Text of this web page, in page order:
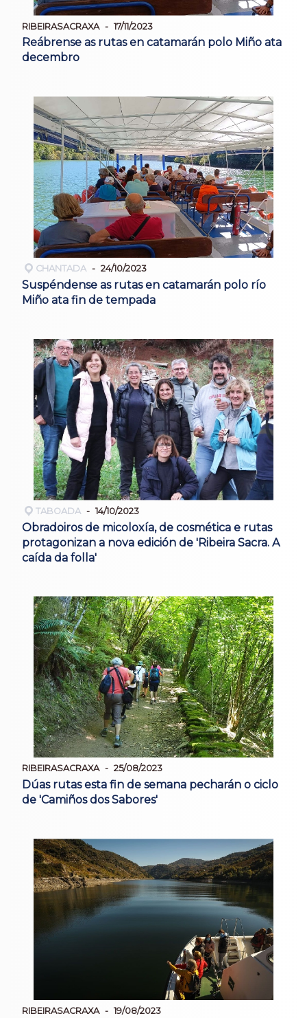
RIBEIRASACRAXA 17/11/2023
Reábrense as rutas en catamarán polo Miño ata
decembro
CHANTADA 24/10/2023
Suspéndense as rutas en catamarán polo río
Miño ata fin de tempada
TABOADA 14/10/2023
Obradoiros de micoloxía, de cosmética e rutas
protagonizan a nova edición de 'Ribeira Sacra. A
caída da folla'
RIBEIRASACRAXA 25/08/2023
Dúas rutas esta fin de semana pecharán o ciclo
de 'Camiños dos Sabores'
RIBEIRASACRAXA 19/08/2023